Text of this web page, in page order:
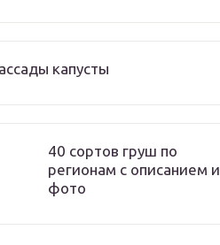
капусты
40 сортов груш по
регионам c описанием и
фото